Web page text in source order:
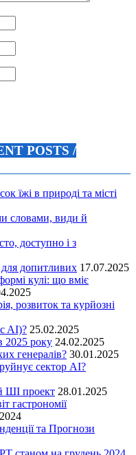
POSTS /
їжі в природі та місті
словами, види й
доступно і з
допитливих 17.07.2025
кулі: що вміє
розвиток та курйозні
AI)? 25.02.2025
2025 року 24.02.2025
генералів? 30.01.2025
сектор АІ?
ШІ проект 28.01.2025
гастрономії
та Прогнози